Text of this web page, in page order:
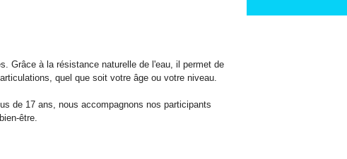
Grâce à la résistance naturelle de l'eau, il permet de
quel que soit votre âge ou votre niveau.
de 17 ans, nous accompagnons nos participants
être.